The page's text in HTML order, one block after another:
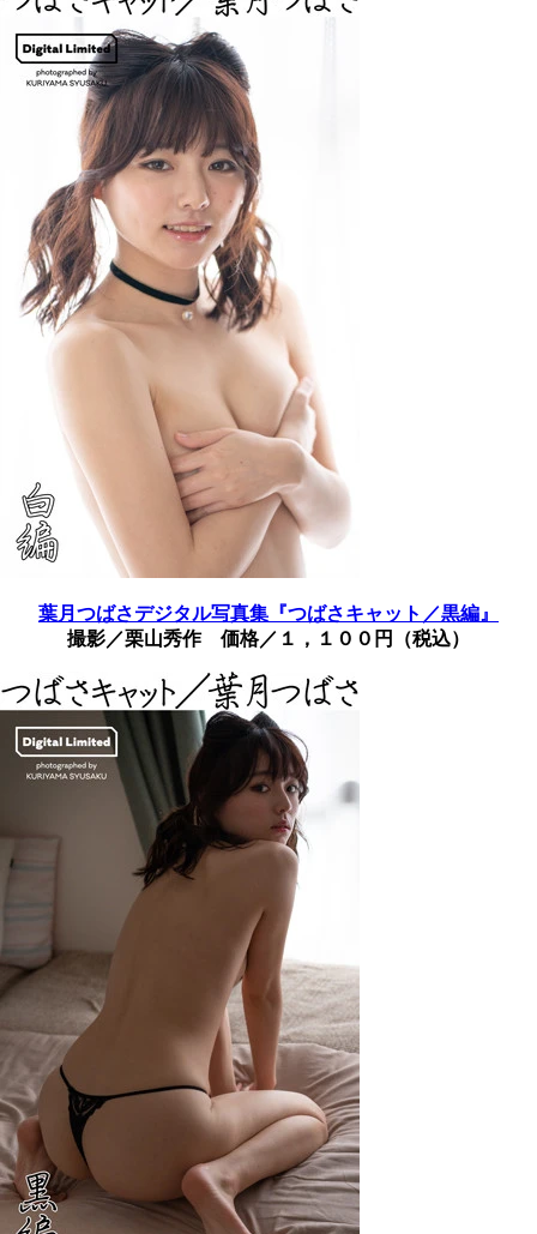
葉月つばさデジタル写真集『つばさキャット／黒編』
撮影／栗山秀作 価格／１，１００円（税込）